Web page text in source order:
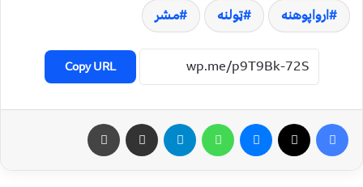
ارواپوهنه ټولنه مشر
Copy URL